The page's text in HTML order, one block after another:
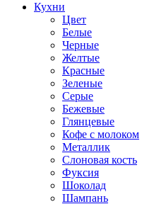
Кухни
Цвет
Белые
Черные
Желтые
Красные
Зеленые
Серые
Бежевые
Глянцевые
Кофе с молоком
Металлик
Слоновая кость
Фуксия
Шоколад
Шампань